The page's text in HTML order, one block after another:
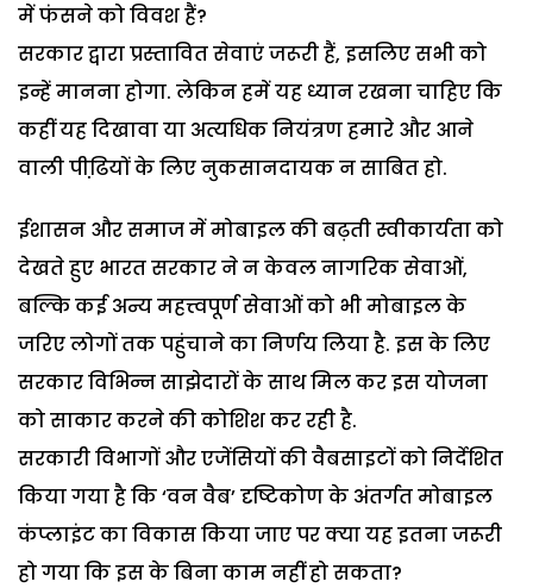
में फंसने को विवश हैं?
सरकार द्वारा प्रस्तावित सेवाएं जरूरी हैं, इसलिए सभी को
इन्हें मानना होगा. लेकिन हमें यह ध्यान रखना चाहिए कि
कहीं यह दिखावा या अत्यधिक नियंत्रण हमारे और आने
वाली पीढि़यों के लिए नुकसानदायक न साबित हो.
ईशासन और समाज में मोबाइल की बढ़ती स्वीकार्यता को
देखते हुए भारत सरकार ने न केवल नागरिक सेवाओं,
बल्कि कई अन्य महत्त्वपूर्ण सेवाओं को भी मोबाइल के
जरिए लोगों तक पहुंचाने का निर्णय लिया है. इस के लिए
सरकार विभिन्न साझेदारों के साथ मिल कर इस योजना
को साकार करने की कोशिश कर रही है.
सरकारी विभागों और एजेंसियों की वैबसाइटों को निर्देशित
किया गया है कि ‘वन वैब’ दृष्टिकोण के अंतर्गत मोबाइल
कंप्लाइंट का विकास किया जाए पर क्या यह इतना जरूरी
हो गया कि इस के बिना काम नहीं हो सकता?